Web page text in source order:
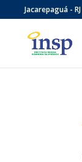
Jacarepaguá - RJ